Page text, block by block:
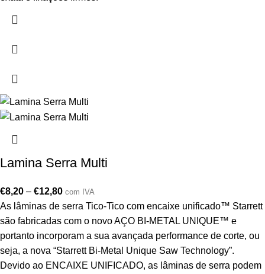
Lamina Serra Multi
€8,20 – €12,80 com IVA
As lâminas de serra Tico-Tico com encaixe unificado™ Starrett
são fabricadas com o novo AÇO BI-METAL UNIQUE™ e
portanto incorporam a sua avançada performance de corte, ou
seja, a nova “Starrett Bi-Metal Unique Saw Technology”.
Devido ao ENCAIXE UNIFICADO, as lâminas de serra podem